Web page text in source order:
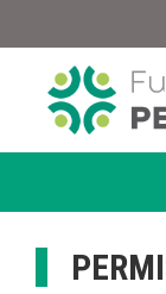
principal